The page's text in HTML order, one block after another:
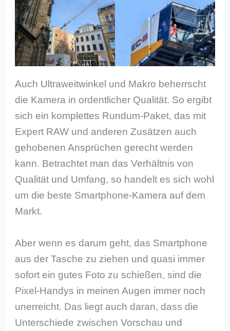
Auch Ultraweitwinkel und Makro beherrscht
die Kamera in ordentlicher Qualität. So ergibt
sich ein komplettes Rundum-Paket, das mit
Expert RAW und anderen Zusätzen auch
gehobenen Ansprüchen gerecht werden
kann. Betrachtet man das Verhältnis von
Qualität und Umfang, so handelt es sich wohl
um die beste Smartphone-Kamera auf dem
Markt.
Aber wenn es darum geht, das Smartphone
aus der Tasche zu ziehen und quasi immer
sofort ein gutes Foto zu schießen, sind die
Pixel-Handys in meinen Augen immer noch
unerreicht. Das liegt auch daran, dass die
Unterschiede zwischen Vorschau und